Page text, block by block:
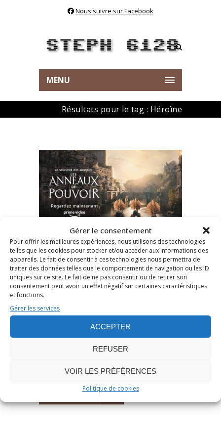
Gérer le consentement
Pour offrir les meilleures expériences, nous utilisons des technologies
telles que les cookies pour stocker et/ou accéder aux informations des
appareils. Le fait de consentir à ces technologies nous permettra de
traiter des données telles que le comportement de navigation ou les ID
uniques sur ce site. Le fait de ne pas consentir ou de retirer son
consentement peut avoir un effet négatif sur certaines caractéristiques
et fonctions.
Gérer les services
ACCEPTER
REFUSER
VOIR LES PRÉFÉRENCES
Politique de cookies
Nous suivre sur Facebook
MENU
Résultats pour le tag : Héroïne
Publié le 23 Jan 2025 /
0
/
Stéphane JAILLIARD
LES ANNEAUX DE POUVOIR : C
HRONIQUE DE LA SAISON 1
Amazon Prime Video,Chronique de
Heroic fantasy,
R. Tolkien,Monstres